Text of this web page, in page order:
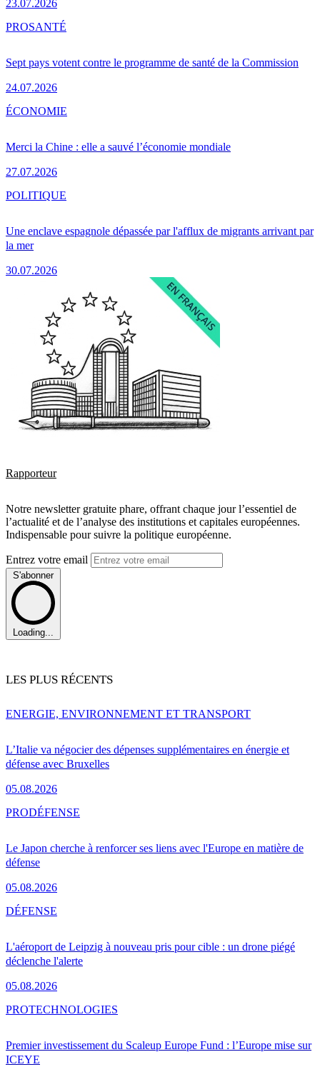
23.07.2026
Sept pays votent contre le programme de santé de la Commission
24.07.2026
PROSANTÉ
Merci la Chine : elle a sauvé l’économie mondiale
27.07.2026
ÉCONOMIE
Une enclave espagnole dépassée par l'afflux de migrants arrivant par
la mer
30.07.2026
POLITIQUE
Rapporteur
Notre newsletter gratuite phare, offrant chaque jour l’essentiel de
l’actualité et de l’analyse des institutions et capitales européennes.
Indispensable pour suivre la politique européenne.
Entrez votre email
S'abonner
Loading...
LES PLUS RÉCENTS
L’Italie va négocier des dépenses supplémentaires en énergie et
défense avec Bruxelles
05.08.2026
ENERGIE, ENVIRONNEMENT ET TRANSPORT
Le Japon cherche à renforcer ses liens avec l'Europe en matière de
défense
05.08.2026
PRODÉFENSE
L'aéroport de Leipzig à nouveau pris pour cible : un drone piégé
déclenche l'alerte
05.08.2026
DÉFENSE
Premier investissement du Scaleup Europe Fund : l’Europe mise sur
ICEYE
PROTECHNOLOGIES